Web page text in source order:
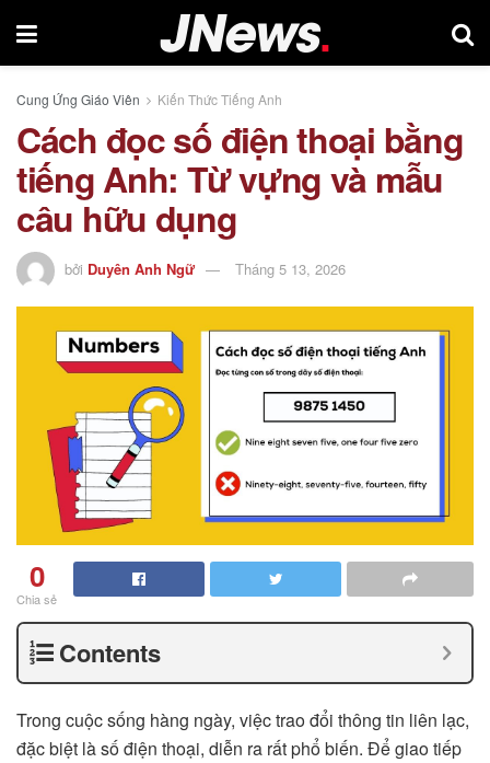
Cung Ứng Giáo Viên Kiến Thức Tiếng Anh
Cách đọc số điện thoại bằng
tiếng Anh: Từ vựng và mẫu
câu hữu dụng
bởi Duyên Anh Ngữ Tháng 5 13, 2026
0
Chia sẻ
Contents
Trong cuộc sống hàng ngày, việc trao đổi thông tin liên lạc,
đặc biệt là số điện thoại, diễn ra rất phổ biến. Để giao tiếp